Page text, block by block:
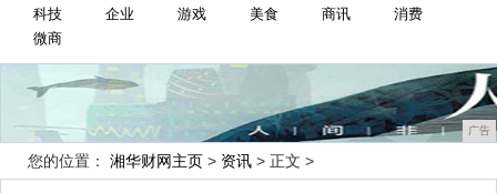
科技
企业 游戏 美食 商讯
消费
微商
广告
您的位置： 湘华财网主页 > 资讯 > 正文 >